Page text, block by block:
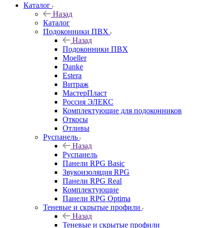
Каталог
Назад
Каталог
Подоконники ПВХ
Назад
Подоконники ПВХ
Moeller
Danke
Estera
Витраж
МастерПласт
Россия ЭЛЕКС
Комплектующие для подоконников
Откосы
Отливы
Руспанель
Назад
Руспанель
Панели RPG Basic
Звукоизоляция RPG
Панели RPG Real
Комплектующие
Панели RPG Optima
Теневые и скрытые профили
Назад
Теневые и скрытые профили